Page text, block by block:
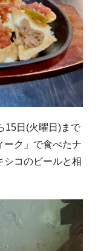
15日(火曜日)まで
ーク」で食べたナ
シコのビールと相